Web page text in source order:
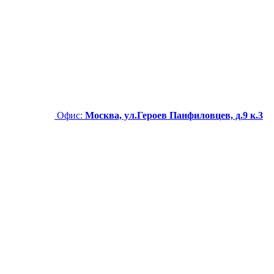
Офис: Москва, ул.Героев Панфиловцев, д.9 к.3